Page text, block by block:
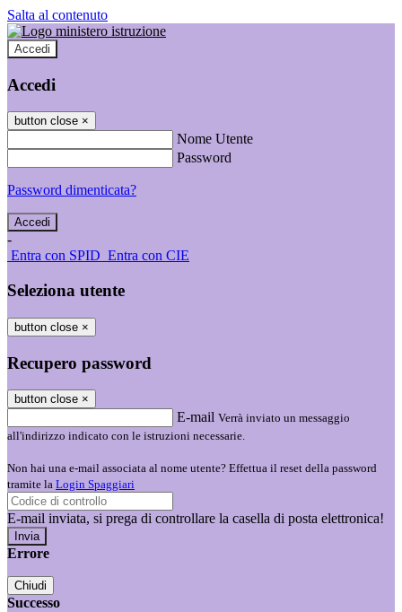
Salta al contenuto
Accedi
Accedi
button close ×
Nome Utente
Password
Password dimenticata?
-
Entra con SPID Entra con CIE
Seleziona utente
button close ×
Recupero password
button close ×
E-mail Verrà inviato un messaggio
all'indirizzo indicato con le istruzioni necessarie.
Non hai una e-mail associata al nome utente? Effettua il reset della password
tramite la Login Spaggiari
E-mail inviata, si prega di controllare la casella di posta elettronica!
Errore
Chiudi
Successo